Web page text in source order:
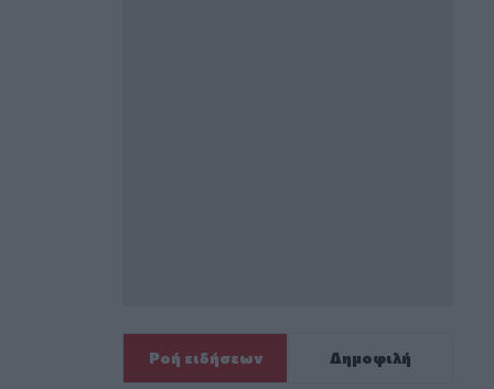
Ροή ειδήσεων Δημοφιλή